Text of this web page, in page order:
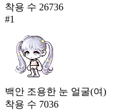
착용 수 26736
#1
백안 조용한 눈 얼굴(여)
착용 수 7036